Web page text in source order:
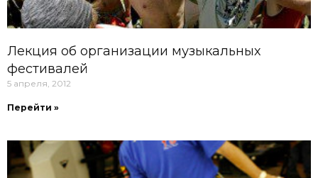
Лекция об организации музыкальных
фестивалей
5 апреля, 2012
Перейти »